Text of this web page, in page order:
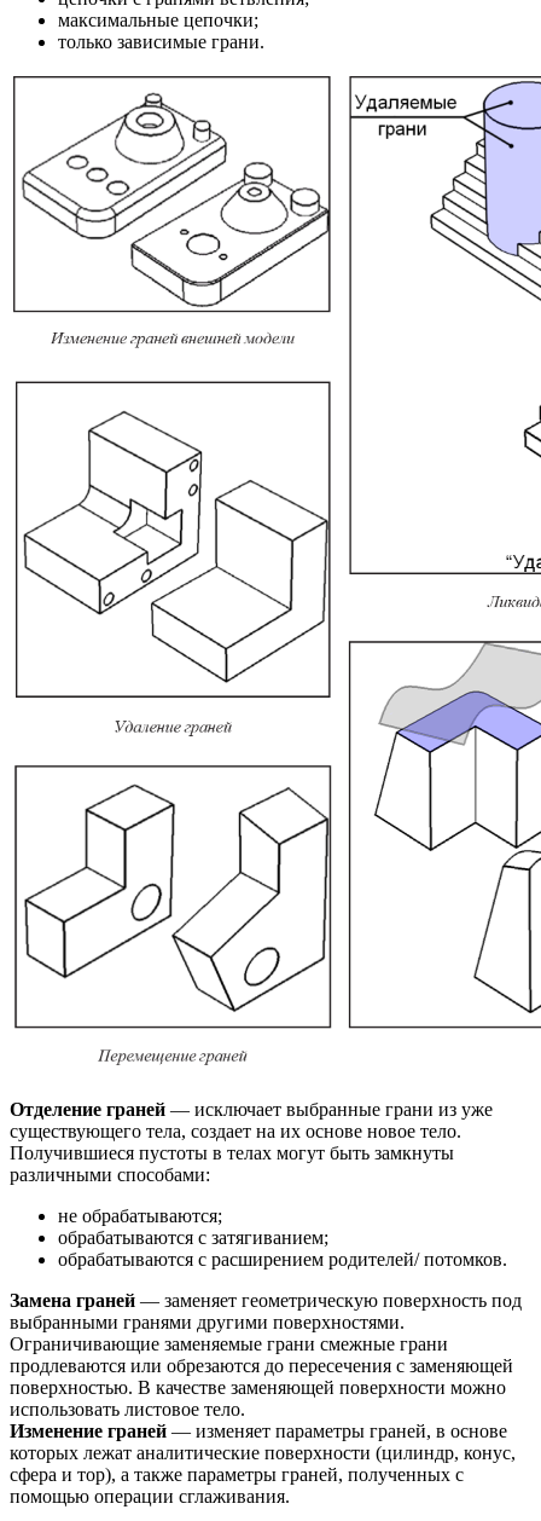
максимальные цепочки;
только зависимые грани.
Отделение граней — исключает выбранные грани из уже
существующего тела, создает на их основе новое тело.
Получившиеся пустоты в телах могут быть замкнуты
различными способами:
не обрабатываются;
обрабатываются с затягиванием;
обрабатываются с расширением родителей/ потомков.
Замена граней — заменяет геометрическую поверхность под
выбранными гранями другими поверхностями.
Ограничивающие заменяемые грани смежные грани
продлеваются или обрезаются до пересечения с заменяющей
поверхностью. В качестве заменяющей поверхности можно
использовать листовое тело.
Изменение граней — изменяет параметры граней, в основе
которых лежат аналитические поверхности (цилиндр, конус,
сфера и тор), а также параметры граней, полученных с
помощью операции сглаживания.